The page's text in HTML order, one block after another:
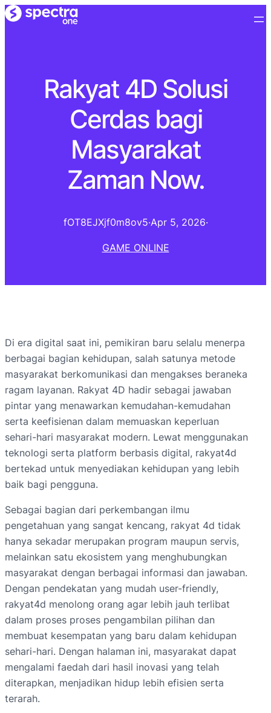
Rakyat 4D Solusi
Cerdas bagi
Masyarakat
Zaman Now.
fOT8EJXjf0m8ov5·Apr 5, 2026·
GAME ONLINE
Di era digital saat ini, pemikiran baru selalu menerpa
berbagai bagian kehidupan, salah satunya metode
masyarakat berkomunikasi dan mengakses beraneka
ragam layanan. Rakyat 4D hadir sebagai jawaban
pintar yang menawarkan kemudahan-kemudahan
serta keefisienan dalam memuaskan keperluan
sehari-hari masyarakat modern. Lewat menggunakan
teknologi serta platform berbasis digital, rakyat4d
bertekad untuk menyediakan kehidupan yang lebih
baik bagi pengguna.
Sebagai bagian dari perkembangan ilmu
pengetahuan yang sangat kencang, rakyat 4d tidak
hanya sekadar merupakan program maupun servis,
melainkan satu ekosistem yang menghubungkan
masyarakat dengan berbagai informasi dan jawaban.
Dengan pendekatan yang mudah user-friendly,
rakyat4d menolong orang agar lebih jauh terlibat
dalam proses proses pengambilan pilihan dan
membuat kesempatan yang baru dalam kehidupan
sehari-hari. Dengan halaman ini, masyarakat dapat
mengalami faedah dari hasil inovasi yang telah
diterapkan, menjadikan hidup lebih efisien serta
terarah.